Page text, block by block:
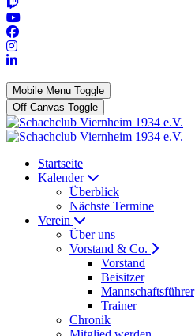
Mobile Menu Toggle
Off-Canvas Toggle
Startseite
Kalender
Überblick
Nächste Termine
Verein
Über uns
Vorstand & Co.
Vorstand
Beisitzer
Mannschaftsführer
Trainer
Chronik